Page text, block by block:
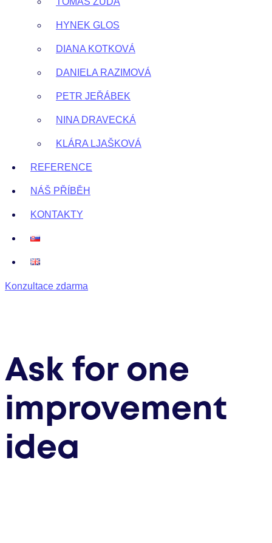
HYNEK GLOS
DIANA KOTKOVÁ
DANIELA RAZIMOVÁ
PETR JEŘÁBEK
NINA DRAVECKÁ
KLÁRA LJAŠKOVÁ
REFERENCE
NÁŠ PŘÍBĚH
KONTAKTY
Konzultace zdarma
Ask for one
improvement
idea